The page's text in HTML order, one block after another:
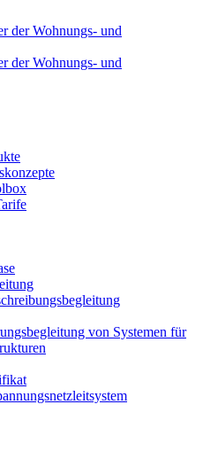
von Systemen für